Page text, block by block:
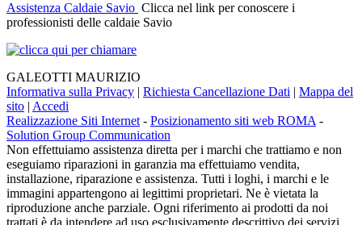
Assistenza Caldaie Savio Clicca nel link per conoscere i
professionisti delle caldaie Savio
GALEOTTI MAURIZIO
Informativa sulla Privacy
Richiesta Cancellazione Dati
Mappa del
sito Accedi
Realizzazione Siti Internet- Posizionamento siti web ROMA-
Solution Group Communication
Non effettuiamo assistenza diretta per i marchi che trattiamo e non
eseguiamo riparazioni in garanzia ma effettuiamo vendita,
installazione, riparazione e assistenza. Tutti i loghi, i marchi e le
immagini appartengono ai legittimi proprietari. Ne è vietata la
riproduzione anche parziale. Ogni riferimento ai prodotti da noi